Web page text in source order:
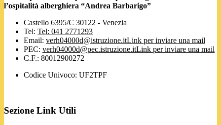
l’ospitalità alberghiera “Andrea Barbarigo”
Castello 6395/C 30122 - Venezia
Tel: Tel: 041 2771293
Email: verh04000d@istruzione.itLink per inviare una mail
PEC: verh04000d@pec.istruzione.itLink per inviare una mail
C.F.: 80012900272
Codice Univoco: UF2TPF
Sezione Link Utili